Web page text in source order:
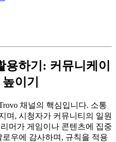
하기: 커뮤니케이
이기
채널의 핵심입니다. 소통
며, 시청자가 커뮤니티의 일원
머가 게임이나 콘텐츠에 집중
우에 감사하며, 규칙을 적용